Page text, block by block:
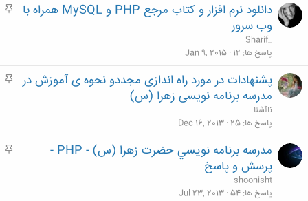
م
دانلود نرم افزار و کتاب مرجع PHP و MySQL همراه با
وب سرور
Sharif_
پاسخ ها 12
Jan 9, 2015
م
پشنهادات در مورد راه اندازی مجددو نحوه ی آموزش در
مدرسه برنامه نویسی زهرا (س)
ناآشنا
پاسخ ها 25
Dec 16, 2013
م
مدرسه برنامه نويسي حضرت زهرا (س) - PHP -
پرسش و پاسخ
shoonisht
پاسخ ها 54
Jul 23, 2013